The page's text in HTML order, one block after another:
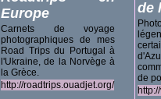
Europe
Carnets de voyage
photographiques de mes
Road Trips du Portugal à
l'Ukraine, de la Norvège à
la Grèce.
http://roadtrips.ouadjet.org/
de
de